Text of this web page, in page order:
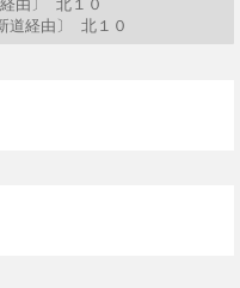
由〕 北１０
道経由〕 北１０